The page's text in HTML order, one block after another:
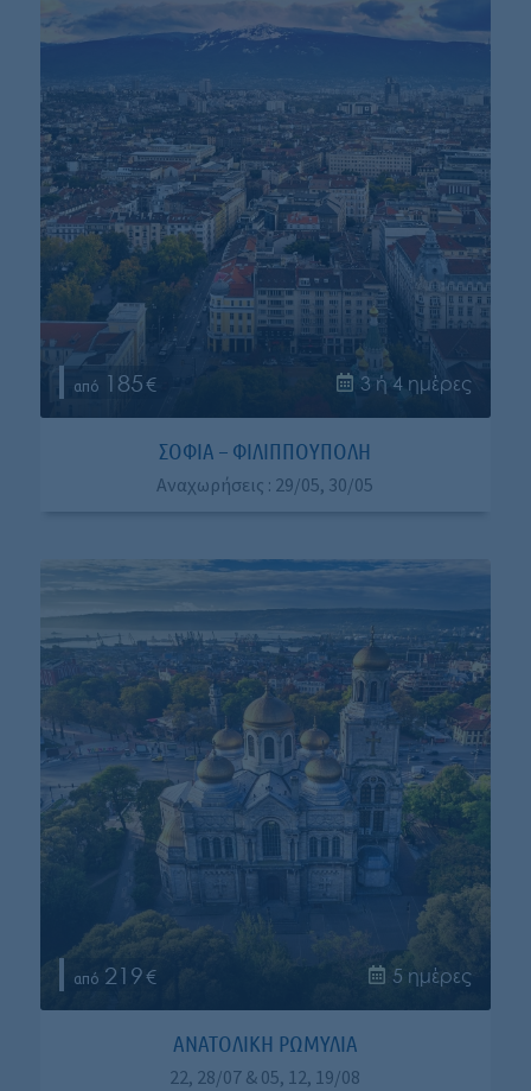
185 3 ή 4 ημέρες
ΣΟΦΙΑ – ΦΙΛΙΠΠΟΥΠΟΛΗ
Αναχωρήσεις : 29/05, 30/05
219 5 ημέρες
ΑΝΑΤΟΛΙΚΗ ΡΩΜΥΛΙΑ
22, 28/07 & 05, 12, 19/08